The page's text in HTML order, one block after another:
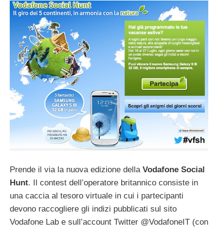
Prende il via la nuova edizione della Vodafone Social
Hunt. Il contest dell’operatore britannico consiste in
una caccia al tesoro virtuale in cui i partecipanti
devono raccogliere gli indizi pubblicati sul sito
Vodafone Lab e sull’account Twitter @VodafoneIT (con